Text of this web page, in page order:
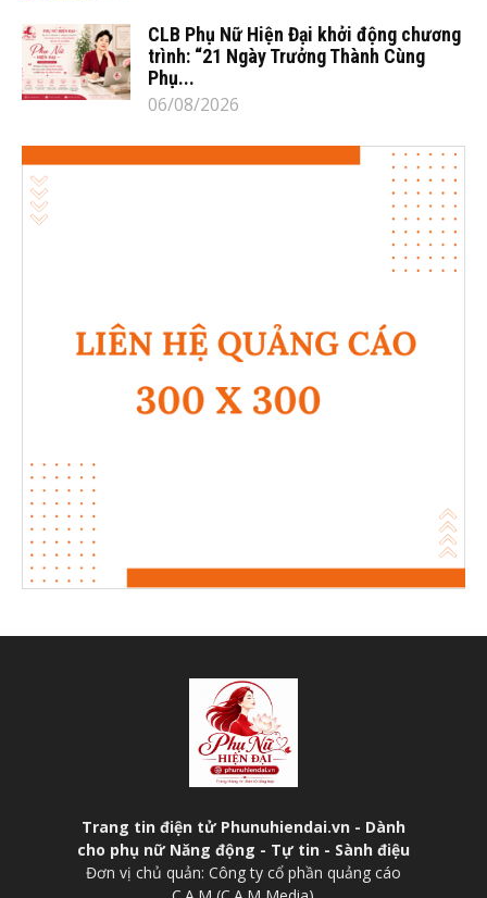
CLB Phụ Nữ Hiện Đại khởi động chương
trình: “21 Ngày Trưởng Thành Cùng
Phụ...
06/08/2026
Trang tin điện tử Phunuhiendai.vn - Dành
cho phụ nữ Năng động - Tự tin - Sành điệu
Đơn vị chủ quản: Công ty cổ phần quảng cáo